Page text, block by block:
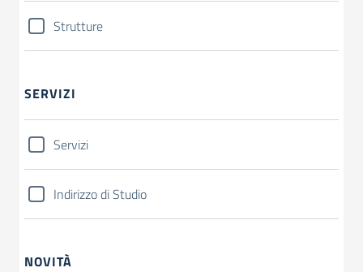
Strutture
SERVIZI
Servizi
Indirizzo di Studio
NOVITÀ